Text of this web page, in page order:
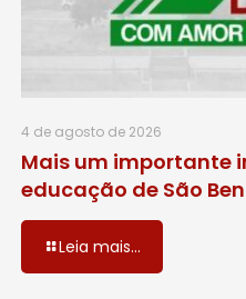
4 de agosto de 2026
Mais um importante
educação de São
Leia mais...